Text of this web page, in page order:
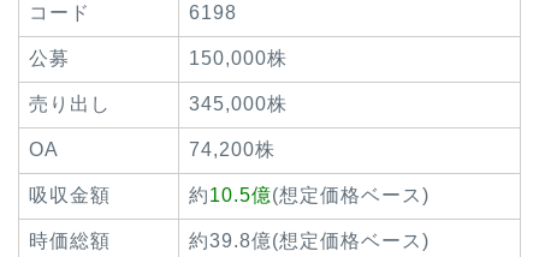
コード 6198
公募 150,000株
売り出し 345,000株
OA 74,200株
吸収金額 約10.5億(想定価格ベース)
時価総額 約39.8億(想定価格ベース)